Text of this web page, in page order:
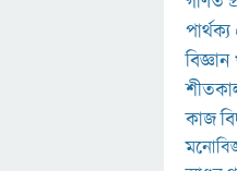
পার্থক্য
বিজ্ঞান
কাজ